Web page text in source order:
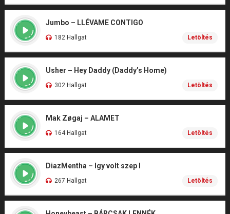
Jumbo – LLÉVAME CONTIGO
182 Hallgat Letöltés
Usher – Hey Daddy (Daddy’s Home)
302 Hallgat Letöltés
Mak Zøgaj – ALAMET
164 Hallgat Letöltés
DiazMentha – Igy volt szep I
267 Hallgat Letöltés